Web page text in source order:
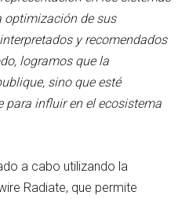
optimización de sus
y recomendados
logramos que la
sino que esté
para influir en el ecosistema
a cabo utilizando la
Radiate, que permite